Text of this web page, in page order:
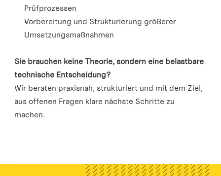
Prüfprozessen
Vorbereitung und Strukturierung größerer
Umsetzungsmaßnahmen
Sie brauchen keine Theorie, sondern eine belastbare
technische Entscheidung?
Wir beraten praxisnah, strukturiert und mit dem Ziel,
aus offenen Fragen klare nächste Schritte zu
machen.